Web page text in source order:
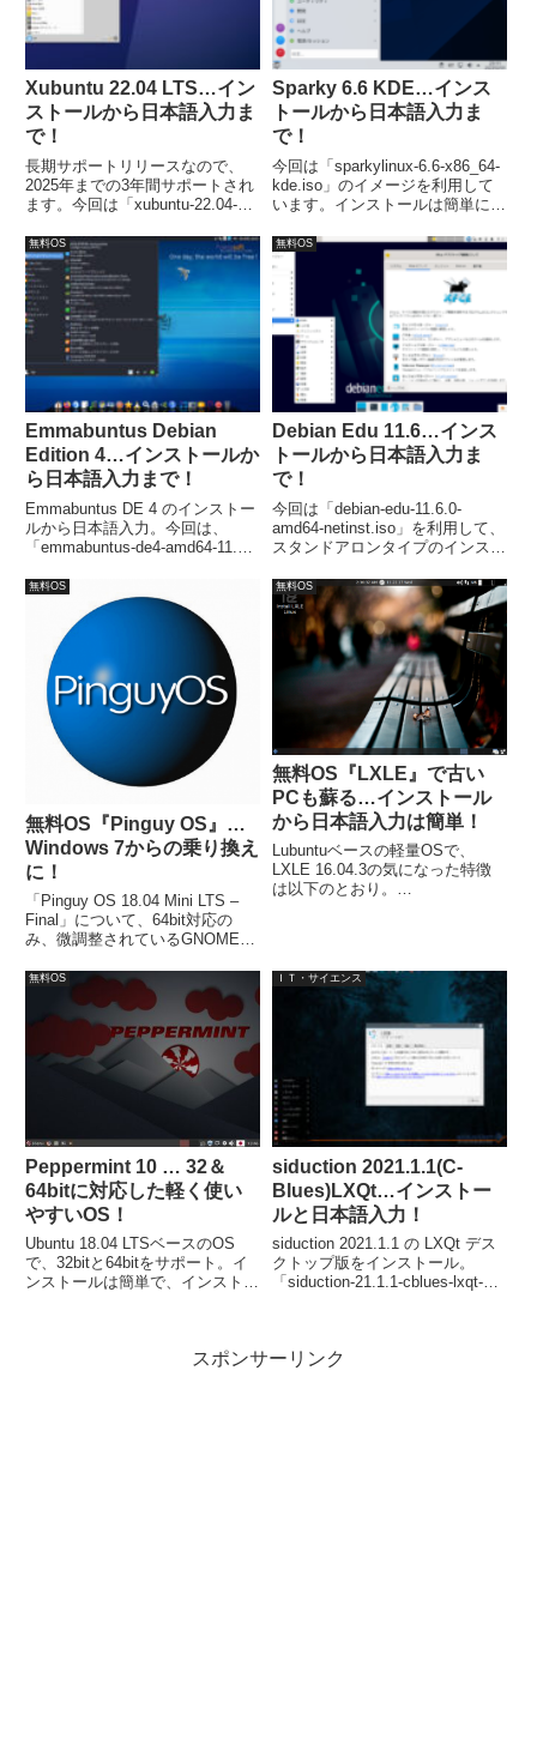
Xubuntu 22.04 LTS…イン
ストールから日本語入力ま
で！
長期サポートリリースなので、
2025年までの3年間サポートされ
ます。今回は「xubuntu-22.04-
トールしています。
Sparky 6.6 KDE…インス
トールから日本語入力ま
で！
今回は「sparkylinux-6.6-x86_64-
kde.iso」のイメージを利用して
います。インストールは簡単に完
マンドで Fcitx をインストールし
ました。
無料OS
Emmabuntus Debian
Edition 4…インストールか
ら日本語入力まで！
Emmabuntus DE 4 のインストー
ルから日本語入力。今回は、
「emmabuntus-de4-amd64-11.0-
ールしています。インストールは
簡単に終了しますが、別に日本語
入力の設定が必要です。
無料OS
Debian Edu 11.6…インス
トールから日本語入力ま
で！
今回は「debian-edu-11.6.0-
amd64-netinst.iso」を利用して、
スタンドアロンタイプのインスト
無料OS
無料OS『Pinguy OS』…
Windows 7からの乗り換え
に！
「Pinguy OS 18.04 Mini LTS –
Final」について、64bit対応の
み、微調整されているGNOMEデ
デスクトップのPinguy OSは、普
通のユーザーが、簡単に使えるよ
うにすることを目標としている
無料OS
無料OS『LXLE』で古い
PCも蘇る…インストール
から日本語入力は簡単！
Lubuntuベースの軽量OSで、
LXLE 16.04.3の気になった特徴
は以下のとおり。
ーマ全体の一貫性がある100枚の
壁紙がセット。
無料OS
Peppermint 10 … 32＆
64bitに対応した軽く使い
やすいOS！
Ubuntu 18.04 LTSベースのOS
で、32bitと64bitをサポート。イ
ンストールは簡単で、インストー
クリックを何回かするだけで完了
ＩＴ・サイエンス
siduction 2021.1.1(C-
Blues)LXQt…インストー
ルと日本語入力！
siduction 2021.1.1 の LXQt デス
クトップ版をインストール。
「siduction-21.1.1-cblues-lxqt-
スポンサーリンク